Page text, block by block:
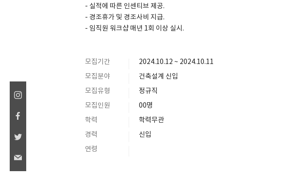
- 실적에 따른 인센티브 제공.
- 경조휴가 및 경조사비 지급.
- 임직원 워크샵 매년 1회 이상 실시.
모집기간
2024.10.12 ~ 2024.10.11
모집분야
건축설계 신입
모집유형
정규직
모집인원
00명
학력
학력무관
경력
신입
연령